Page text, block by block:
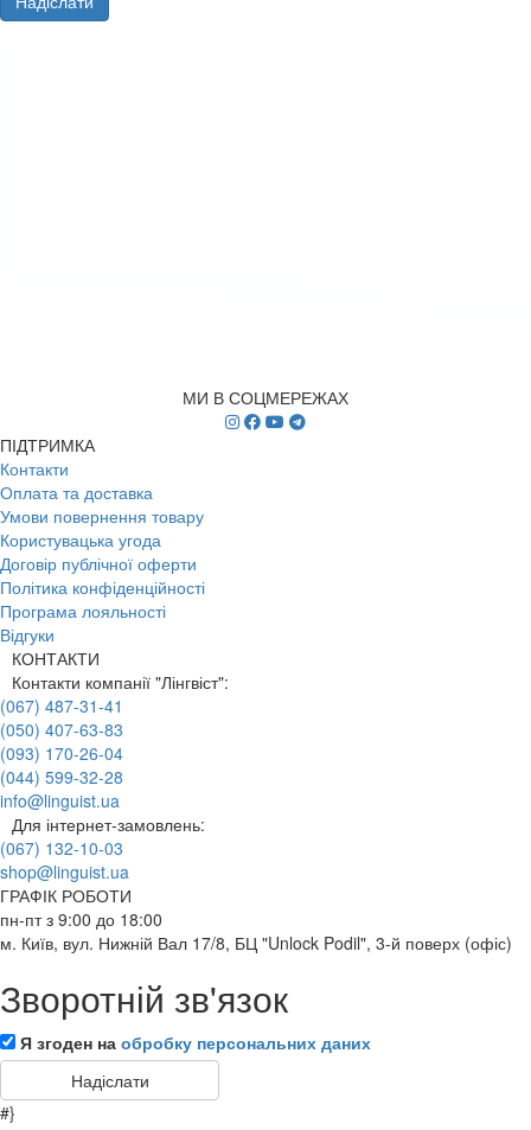
МИ В СОЦМЕРЕЖАХ
ПІДТРИМКА
Контакти
Оплата та доставка
Умови повернення товару
Користувацька угода
Договір публічної оферти
Політика конфіденційності
Програма лояльності
Відгуки
КОНТАКТИ
Контакти компанії "Лінгвіст":
(067) 487-31-41
(050) 407-63-83
(093) 170-26-04
(044) 599-32-28
info@linguist.ua
Для інтернет-замовлень:
(067) 132-10-03
shop@linguist.ua
ГРАФІК РОБОТИ
пн-пт з 9:00 до 18:00
м. Київ, вул. Нижній Вал 17/8, БЦ "Unlock Podil", 3-й поверх (офіс)
Зворотній зв'язок
Я згоден на обробку персональних даних
#}